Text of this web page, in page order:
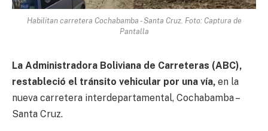
Habilitan carretera Cochabamba - Santa Cruz. Foto: Captura de
Pantalla
La Administradora Boliviana de Carreteras (ABC),
restableció el tránsito vehicular por una vía, en la
nueva carretera interdepartamental, Cochabamba –
Santa Cruz.